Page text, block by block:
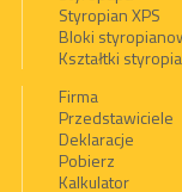
Styropian XPS
Bloki
Kształtki
Firma
Przedstawiciele
Deklaracje
Pobierz
Kalkulator